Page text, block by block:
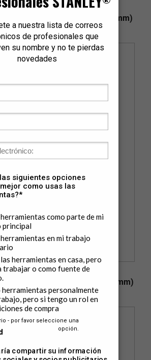
Corte Diagonal 4" Largo (101 mm)
Punta Cortante 4" Largo (101 mm)